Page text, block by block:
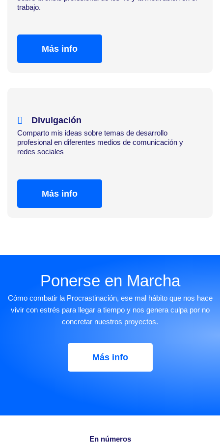
trabajo.
Más info
Divulgación
Comparto mis ideas sobre temas de desarrollo
profesional en diferentes medios de comunicación y
redes sociales
Más info
Ponerse en Marcha
Cómo combatir la Procrastinación, ese mal hábito que nos hace
vivir con estrés para llegar a tiempo y nos genera culpa por no
concretar nuestros proyectos.
Más info
En números